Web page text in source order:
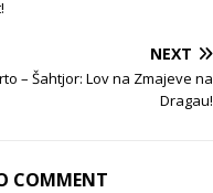
NEXT
– Šahtjor: Lov na Zmajeve na
Dragau!
COMMENT